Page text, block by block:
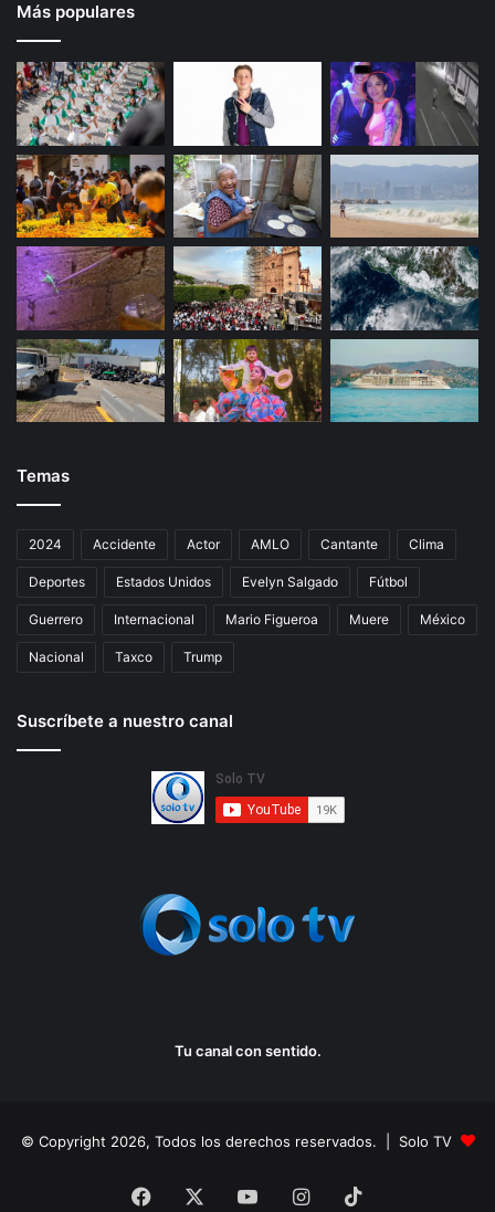
Más populares
Temas
2024 Accidente Actor AMLO Cantante Clima
Deportes Estados Unidos Evelyn Salgado Fútbol
Guerrero Internacional Mario Figueroa Muere México
Nacional Taxco Trump
Suscríbete a nuestro canal
Tu canal con sentido.
© Copyright 2026, Todos los derechos reservados. | Solo TV
Facebook YouTubeInstagram